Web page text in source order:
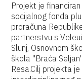
Projekt je
socijalnog fonda
proračuna
partnerstvu s
Slunj, Osnovnom
škola "Braća
Resa.Cilj projekta